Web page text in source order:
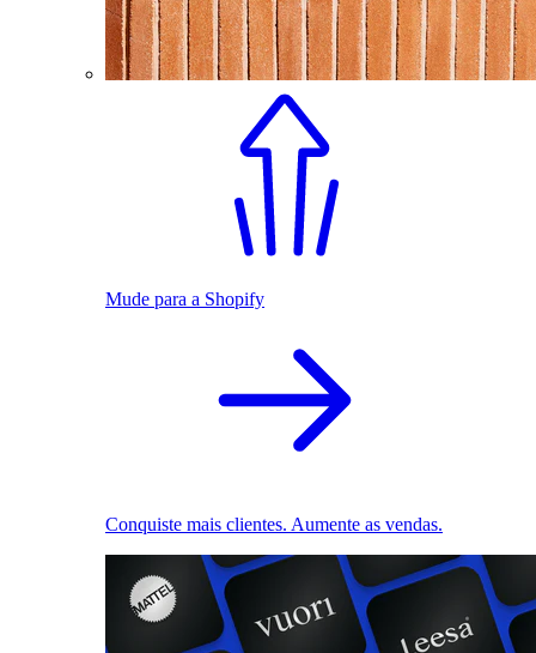
Mude para a Shopify
Conquiste mais clientes. Aumente as vendas.